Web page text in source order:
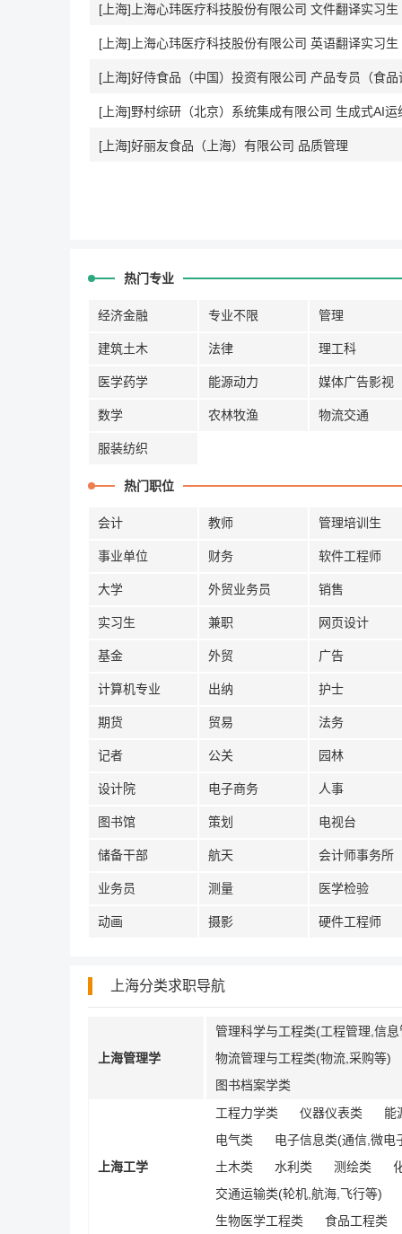
[上海]上海心玮医疗科技股份有限公司 文件翻译实习生
[上海]上海心玮医疗科技股份有限公司 英语翻译实习生
[上海]好侍食品（中国）投资有限公司 产品专员（食品
[上海]野村综研（北京）系统集成有限公司 生成式AI运
[上海]好丽友食品（上海）有限公司 品质管理
热门专业
经济金融 专业不限 管理
建筑土木 法律 理工科
医学药学 能源动力 媒体广告影视
数学 农林牧渔 物流交通
服装纺织
热门职位
会计 教师 管理培训生
事业单位 财务 软件工程师
大学 外贸业务员 销售
实习生 兼职 网页设计
基金 外贸 广告
计算机专业 出纳 护士
期货 贸易 法务
记者 公关 园林
设计院 电子商务 人事
图书馆 策划 电视台
储备干部 航天 会计师事务所
业务员 测量 医学检验
动画 摄影 硬件工程师
上海分类求职导航
上海管理学
管理科学与工程类(工程管理,信
物流管理与工程类(物流,采购等)
图书档案学类
上海工学
工程力学类 仪器仪表类
能
电气类
电子信息类(通信,微电
土木类
水利类 测绘类
交通运输类(轮机,航海,飞行等)
生物医学工程类
食品工程类